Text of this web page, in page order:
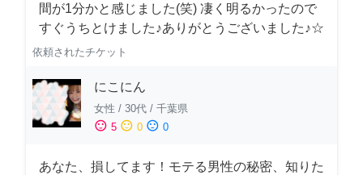
間が1分かと感じました(笑) 凄く明るかったので
すぐうちとけました♪ありがとうございました♪☆
依頼されたチケット
にこにん
女性 / 30代 / 千葉県
sentiment_satisfied 5 sentiment_neutral 0 sentiment_dissatisfied 0
あなた、損してます！モテる男性の秘密、知りた